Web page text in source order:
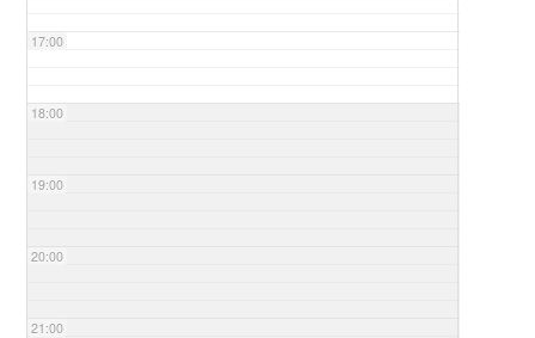
17:00
18:00
19:00
20:00
21:00